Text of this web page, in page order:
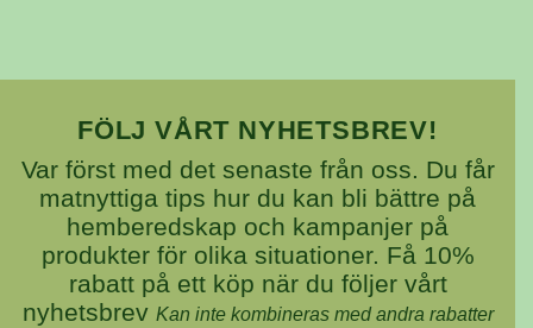
alternativen
väljas
på
produktsidan
FÖLJ VÅRT NYHETSBREV!
Var först med det senaste från oss. Du får
matnyttiga tips hur du kan bli bättre på
hemberedskap och kampanjer på
produkter för olika situationer. Få 10%
rabatt på ett köp när du följer vårt
nyhetsbrev Kan inte kombineras med andra rabatter